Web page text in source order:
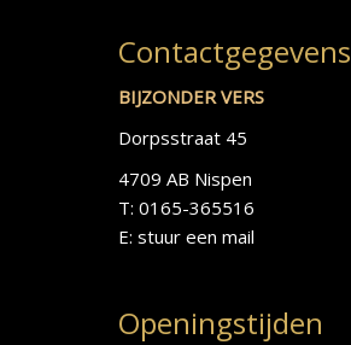
Contactgegevens
BIJZONDER VERS
Dorpsstraat 45
4709 AB Nispen
T: 0165-365516
E: stuur een mail
Openingstijden